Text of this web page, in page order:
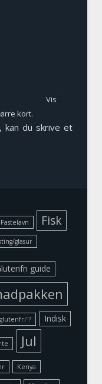
Vis
kort.
kan du skrive et
Fastelavn Fisk
glasur
guide
Indisk
Jul
Kenya